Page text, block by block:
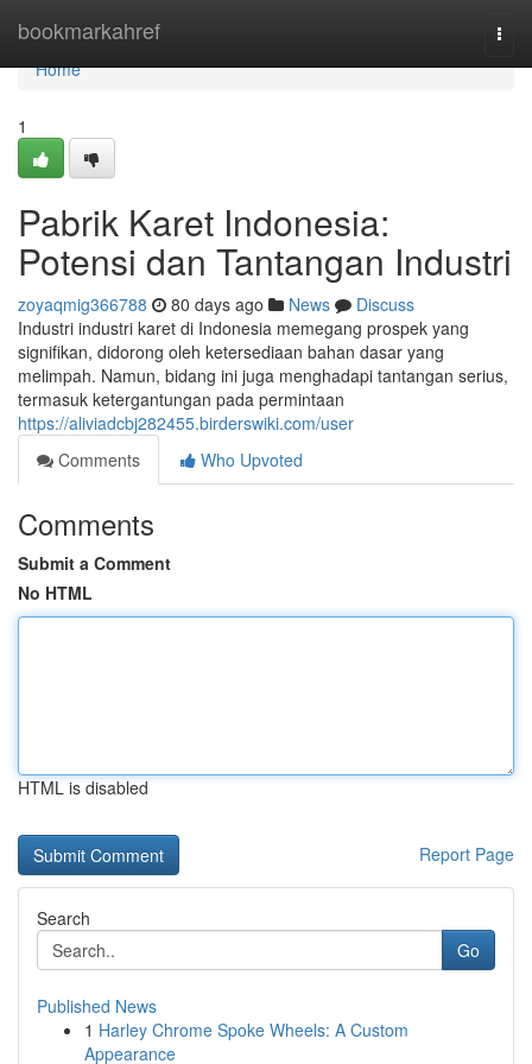
bookmarkahref
Home
Home
1
Pabrik Karet Indonesia:
Potensi dan Tantangan Industri
zoyaqmig366788 80 days ago News
Discuss
Industri industri karet di Indonesia memegang prospek yang
signifikan, didorong oleh ketersediaan bahan dasar yang
melimpah. Namun, bidang ini juga menghadapi tantangan serius,
termasuk ketergantungan pada permintaan
https://aliviadcbj282455.birderswiki.com/user
Comments
Who Upvoted
Comments
Submit a Comment
No HTML
HTML is disabled
Report Page
Search
Go
Published News
1 Harley Chrome Spoke Wheels: A Custom
Appearance